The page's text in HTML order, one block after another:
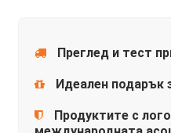
Преглед и тест
Идеален подарък
Продуктите с